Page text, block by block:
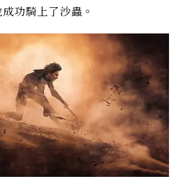
功騎上了沙蟲。